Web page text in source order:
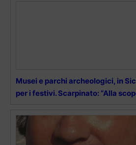
Musei e parchi archeologici, in
per i festivi. Scarpinato: “Alla